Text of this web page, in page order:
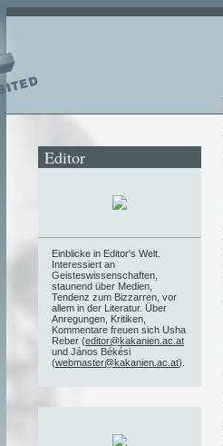
Editor
Einblicke in Editor's Welt.
Interessiert an
Geisteswissenschaften,
staunend über Medien,
Tendenz zum Bizzarren, vor
allem in der Literatur. Über
Anregungen, Kritiken,
Kommentare freuen sich Usha
Reber (editor@kakanien.ac.at
und János Békési
(webmaster@kakanien.ac.at).